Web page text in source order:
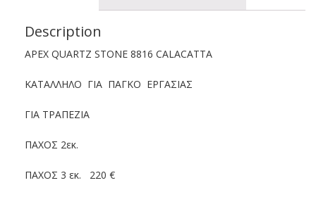
Description
APEX QUARTZ STONE 8816 CALACATTA
ΚΑΤΑΛΛΗΛΟ ΓΙΑ ΠΑΓΚΟ ΕΡΓΑΣΙΑΣ
ΓΙΑ ΤΡΑΠΕΖΙΑ
ΠΑΧΟΣ 2εκ.
ΠΑΧΟΣ 3 εκ. 220 €